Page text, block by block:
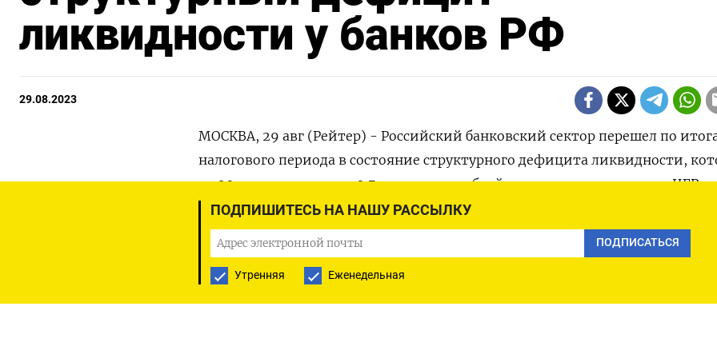
ПОДПИШИТЕСЬ НА НАШУ РАССЫЛКУ
ПОДПИСАТЬСЯ
Утренняя Еженедельная
ликвидности у банков РФ
29.08.2023
МОСКВА, 29 авг (Рейтер) - Российский банковский сектор перешел по
налогового периода в состояние структурного дефицита ликвидности,
на 29 августа составил 0,7 триллиона рублей, следует из материалов ЦБР.
Из банковского сектора в день единого налогового платежа 28 августа
более 1 триллиона рублей только со счетов экспортеров на уплату НДПИ, что
способствовало переходу структурного баланса ликвидности в состояние